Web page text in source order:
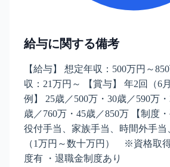
給与に関する備考
【給与】 想定年収：500万円～
収：21万円～ 【賞与】 年2回（6
例】 25歳／500万・30歳／590万
歳／760万・45歳／850万 【制度
役付手当、家族手当、時間外手当
（1万円～数十万円） ※資格取
度有 ・退職金制度あり